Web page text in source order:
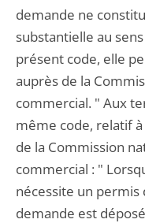
demande ne
substantielle au
présent code, elle
auprès de la
commercial. " Aux
même code, relatif
de la Commission
commercial : "
nécessite un permis
demande est